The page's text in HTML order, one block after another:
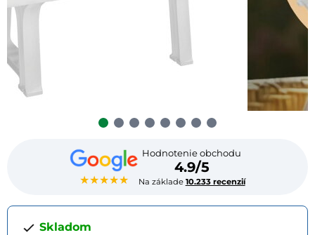
★★★★★
Hodnotenie obchodu
4.9/5
Na základe 10.233 recenzií
Skladom